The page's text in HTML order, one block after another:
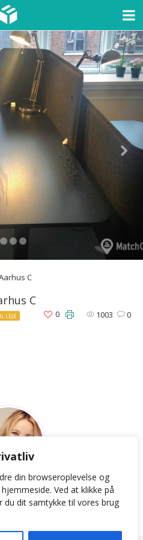
din browseroplevelse og
hjemmeside. Ved at klikke på
du dit samtykke til vores brug
C
C
LEJE
1003 0
0
LKB
Agent